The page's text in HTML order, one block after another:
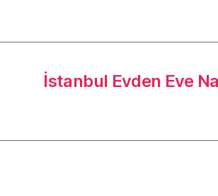
İstanbul Evden Eve